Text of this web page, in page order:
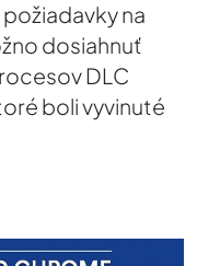
na
dosiahnuť
DLC
boli vyvinuté